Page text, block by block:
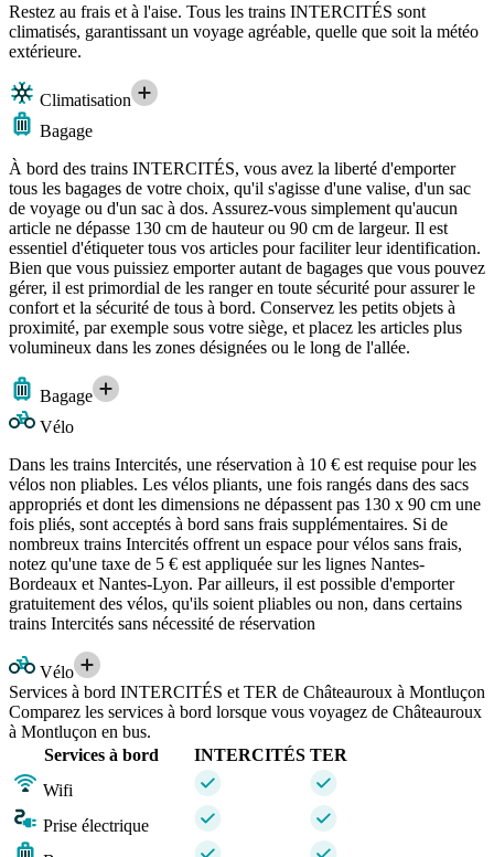
Restez au frais et à l'aise. Tous les trains INTERCITÉS sont
climatisés, garantissant un voyage agréable, quelle que soit la météo
extérieure.
Climatisation
Bagage
À bord des trains INTERCITÉS, vous avez la liberté d'emporter
tous les bagages de votre choix, qu'il s'agisse d'une valise, d'un sac
de voyage ou d'un sac à dos. Assurez-vous simplement qu'aucun
article ne dépasse 130 cm de hauteur ou 90 cm de largeur. Il est
essentiel d'étiqueter tous vos articles pour faciliter leur identification.
Bien que vous puissiez emporter autant de bagages que vous pouvez
gérer, il est primordial de les ranger en toute sécurité pour assurer le
confort et la sécurité de tous à bord. Conservez les petits objets à
proximité, par exemple sous votre siège, et placez les articles plus
volumineux dans les zones désignées ou le long de l'allée.
Bagage
Vélo
Dans les trains Intercités, une réservation à 10 € est requise pour les
vélos non pliables. Les vélos pliants, une fois rangés dans des sacs
appropriés et dont les dimensions ne dépassent pas 130 x 90 cm une
fois pliés, sont acceptés à bord sans frais supplémentaires. Si de
nombreux trains Intercités offrent un espace pour vélos sans frais,
notez qu'une taxe de 5 € est appliquée sur les lignes Nantes-
Bordeaux et Nantes-Lyon. Par ailleurs, il est possible d'emporter
gratuitement des vélos, qu'ils soient pliables ou non, dans certains
trains Intercités sans nécessité de réservation
Vélo
Services à bord INTERCITÉS et TER de Châteauroux à Montluçon
Comparez les services à bord lorsque vous voyagez de Châteauroux
à Montluçon en bus.
Services à bord
INTERCITÉS TER
Wifi
Prise électrique